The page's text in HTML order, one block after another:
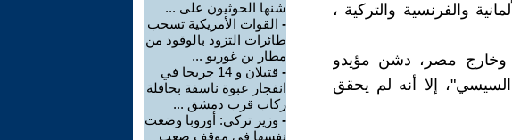
والفرنسية والتركية ،
وخارج مصر، دشن مؤيدو
إلا أنه لم يحقق
شنها الحوثيون على ...
- القوات الأمريكية تسحب
طائرات التزود بالوقود من
مطار بن غوريو ...
-
قتيلان و 14 جريحا في
انفجار عبوة ناسفة بحافلة
ركاب قرب دمشق ...
- وزير تركي: أوروبا وضعت
نفسها في موقف صعب